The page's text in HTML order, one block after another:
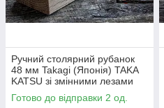
Ручний столярний рубанок
48 мм Takagi (Японія) TAKA
KATSU зі змінними лезами
Готово до відправки 2 од.